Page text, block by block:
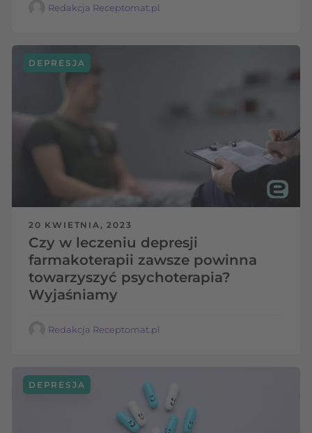
Redakcja Receptomat.pl
20 KWIETNIA, 2023
Czy w leczeniu depresji
farmakoterapii zawsze powinna
towarzyszyć psychoterapia?
Wyjaśniamy
DEPRESJA
Redakcja Receptomat.pl
DEPRESJA